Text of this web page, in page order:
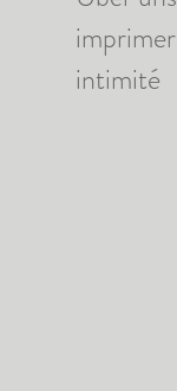
imprimer
intimité